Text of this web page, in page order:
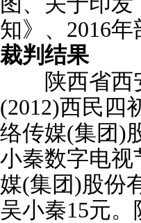
知》、2016
裁判结果
陕西省西安
(2012)西民四
络传媒(集团)
小秦数字电视
媒(集团)股份
吴小秦15元